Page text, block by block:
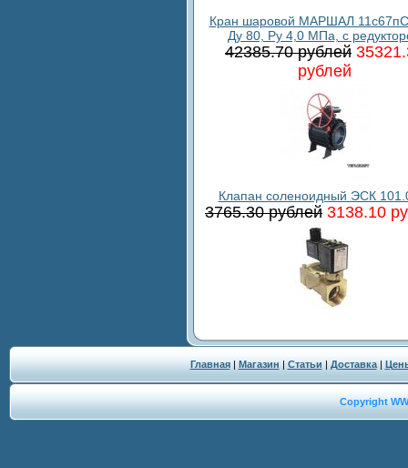
Кран шаровой МАРШАЛ
Ду 80, Ру 4,0 МПа, с
42385.70 рублей
рублей
Клапан соленоидный ЭСК
3765.30 рублей 3138.10
Главная| Магазин | Статьи | Доставка|
Copyright